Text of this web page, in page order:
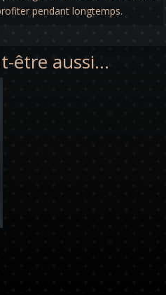
pendant longtemps.
être aussi…